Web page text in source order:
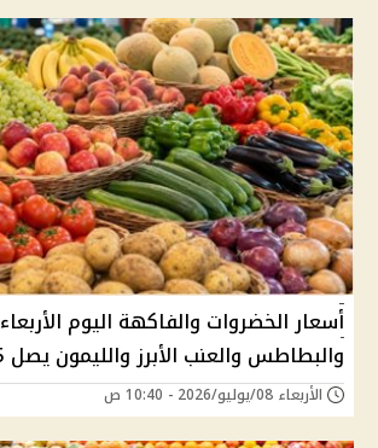
أسعار الخضروات والفاكهة اليوم
والبطاطس والعنب الأبرز والليمون يصل 55 جنيهًا
الأربعاء 08/يوليو/2026 - 10:40 ص